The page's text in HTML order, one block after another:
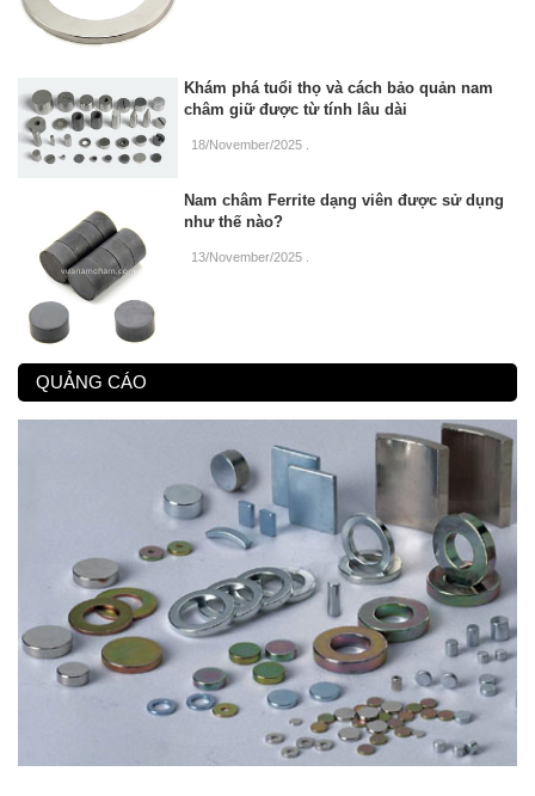
Khám phá tuổi thọ và cách bảo quản nam
châm giữ được từ tính lâu dài
18/November/2025
Nam châm Ferrite dạng viên được sử dụng
như thế nào?
13/November/2025
QUẢNG CÁO